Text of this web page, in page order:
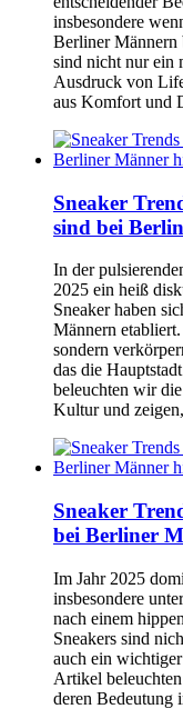
insbesondere
Berliner Männern
sind nicht nur ein
Ausdruck von
aus Komfort und
Sneaker
sind bei
In der
2025 ein heiß
Sneaker haben
Männern
sondern
das die
beleuchten wir
Kultur und
Sneaker
bei Berliner
Im Jahr 2025
insbesondere
nach einem
Sneakers sind
auch ein
Artikel
deren